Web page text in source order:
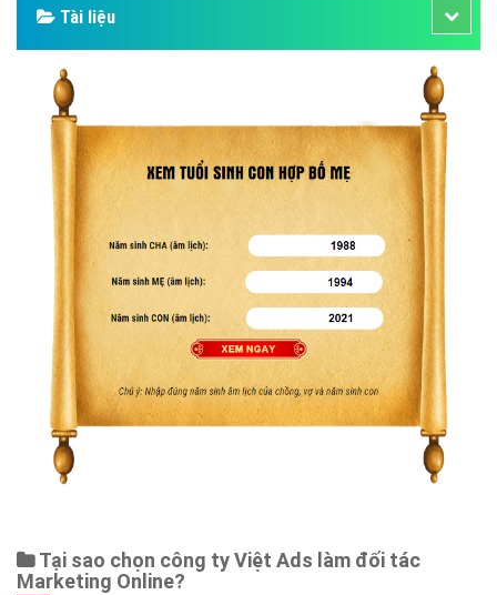
Tài liệu
Tại sao chọn công ty Việt Ads làm đối tác
Marketing Online?